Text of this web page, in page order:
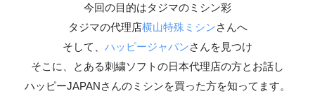
今回の目的はタジマのミシン彩
タジマの代理店横山特殊ミシンさんへ
そして、 ハッピージャパンさんを見つけ
そこに、とある刺繍ソフトの日本代理店の方とお話し
ハッピーJAPANさんのミシンを買った方を知ってます。